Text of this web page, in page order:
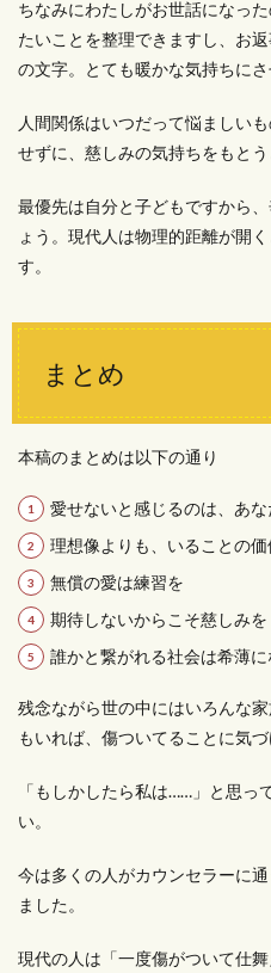
ちなみにわたしがお世話になっ
たいことを整理できますし、お
の文字。とても暖かな気持ちにさ
人間関係はいつだって悩ましい
せずに、慈しみの気持ちをもとう
最優先は自分と子どもですから
ょう。現代人は物理的距離が開
す。
まとめ
本稿のまとめは以下の通り
愛せないと感じるのは、あ
理想像よりも、いることの
無償の愛は練習を
期待しないからこそ慈しみを
誰かと繋がれる社会は希薄
残念ながら世の中にはいろんな
もいれば、傷ついてることに気
「もしかしたら私は……」と思っ
い。
今は多くの人がカウンセラーに
ました。
現代の人は「一度傷がついて仕